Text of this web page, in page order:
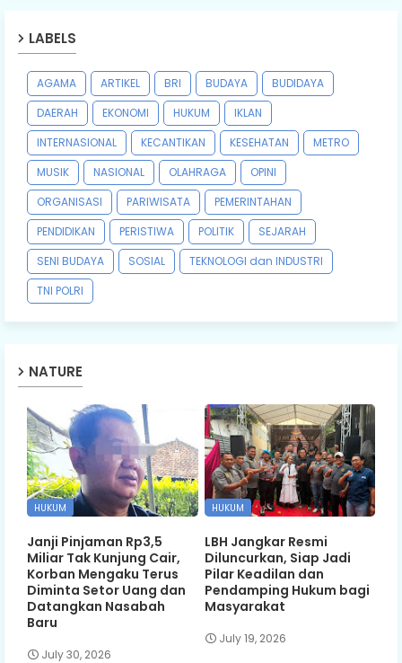
LABELS
AGAMA ARTIKEL BRI BUDAYA
BUDIDAYA
DAERAH
EKONOMI HUKUM
IKLAN
INTERNASIONAL
KECANTIKAN KESEHATAN
METRO
MUSIK
NASIONAL OLAHRAGA
OPINI
ORGANISASI
PARIWISATA
PEMERINTAHAN
PENDIDIKAN
PERISTIWA POLITIK
SEJARAH
SENI BUDAYA
SOSIAL
TEKNOLOGI dan INDUSTRI
TNI POLRI
NATURE
HUKUM
Janji Pinjaman Rp3,5
Miliar Tak Kunjung Cair,
Korban Mengaku Terus
Diminta Setor Uang dan
Datangkan Nasabah
Baru
July 30, 2026
HUKUM
LBH Jangkar Resmi
Diluncurkan, Siap Jadi
Pilar Keadilan dan
Pendamping Hukum bagi
Masyarakat
July 19, 2026